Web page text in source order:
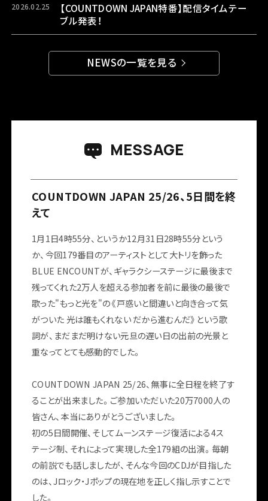
注意事項 よくある質問
2026.02.25
【COUNTDOWN JAPAN特番】配信タイムテー
ブル発表！
NEWSの一覧を見る
MESSAGE
COUNTDOWN JAPAN 25/26、5日間を終
えて
1月1日4時55分、というか12月31日28時55分という
か、今回179番目のアーティストとして大トリを飾った
BLUE ENCOUNTが、ギャラクシーステージに最後まで
残ってくれた2万人を超える参加者を前に最後の最後で
歌った"もっと光を"の《戸惑いと間違いと向き合って気
がついた 光は誰もくれない だから進むんだ》という歌
詞が、まだまだ明けない元旦の遅い日の出前の光景と
重なってとても感動的でした。
COUNTDOWN JAPAN 25/26、無事に全日程を終了す
ることが出来ました。ご参加いただいた20万7000人の
皆さん、本当にありがとうございました。
初の5日間開催、そしてムーンステージ復活による4ス
テージ制、それによって実現した全179組の出演。毎朝
の前説でも話しましたが、そんな今回のCDJが目指した
のは、Jロック・Jポップの現在地を正しく指し示すことで
した。